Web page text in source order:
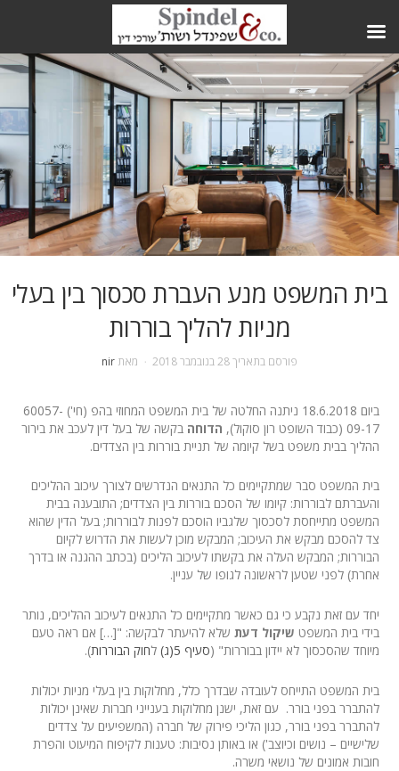
בית המשפט מנע העברת סכסוך בין בעלי
מניות להליך בוררות
פורסם בתאריך28 בנובמבר 2018 מאתnir
ביום 18.6.2018 ניתנה החלטה של בית המשפט המחוזי בהפ (חי') 60057-
09-17 (כבוד השופט רון סוקול),
הדוחה בקשה של בעל דין לעכב את בירור
ההליך בבית משפט בשל קיומה של תניית בוררות בין הצדדים.
בית המשפט סבר שמתקיימים כל התנאים הנדרשים לצורך עיכוב ההליכים
והעברתם לבוררות: קיומו של הסכם בוררות בין הצדדים; התובענה בבית
המשפט מתייחסת לסכסוך שלגביו הוסכם לפנות לבוררות; בעל הדין שהוא
צד להסכם מבקש את העיכוב; המבקש מוכן לעשות את הדרוש לקיום
הבוררות; המבקש העלה את בקשתו לעיכוב הליכים (בכתב ההגנה או בדרך
אחרת) לפני שטען לראשונה לגופו של עניין.
יחד עם זאת נקבע כי גם כאשר מתקיימים כל התנאים לעיכוב ההליכים, נותר
בידי בית המשפט שיקול דעת שלא להיעתר לבקשה: "[…] אם ראה טעם
מיוחד שהסכסוך לא יידון בבוררות" (סעיף 5(ג) לחוק הבוררות).
בית המשפט התייחס לעובדה שבדרך כלל, מחלוקות בין בעלי מניות יכולות
להתברר בפני בורר. עם זאת, ישנן מחלוקות בענייני חברות שאינן יכולות
להתברר בפני בורר, כגון הליכי פירוק של חברה (המשפיעים על צדדים
שלישיים – נושים וכיוצב') או באותן נסיבות: טענות לקיפוח המיעוט והפרת
חובות אמונים של נושאי משרה.